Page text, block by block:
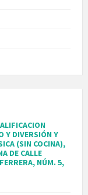
Y DIVERSIÓN Y
(SIN COCINA),
DE CALLE
NÚM. 5,